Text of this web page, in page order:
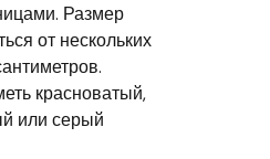
Размер
от нескольких
красноватый,
или серый